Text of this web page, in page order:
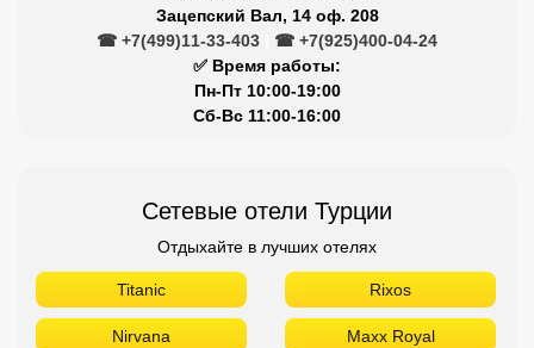
Отдыхайте в лучших отелях
Titanic
Justiniano Gloria
Dobedan Delphin
Crystal Barut